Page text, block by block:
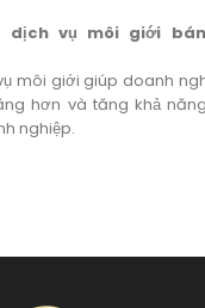
dịch vụ môi giới
môi giới giúp doanh
hơn và tăng khả
nghiệp.